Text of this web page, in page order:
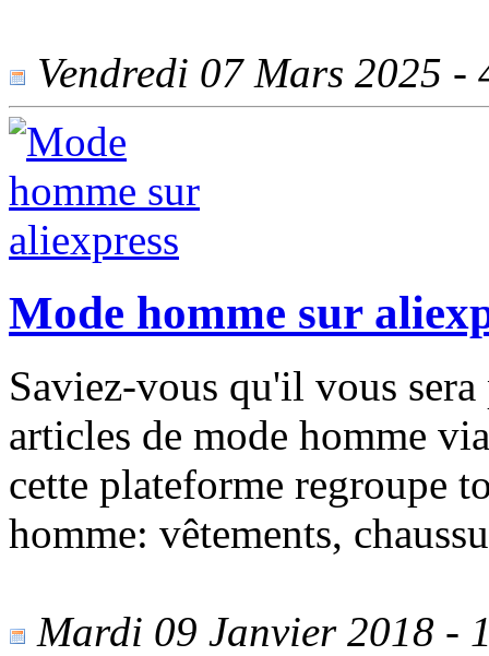
Vendredi 07 Mars 2025 -
Mode homme sur
Saviez-vous qu'il vous
articles de mode homme
cette plateforme regroupe
homme: vêtements,
Mardi 09 Janvier 2018 -